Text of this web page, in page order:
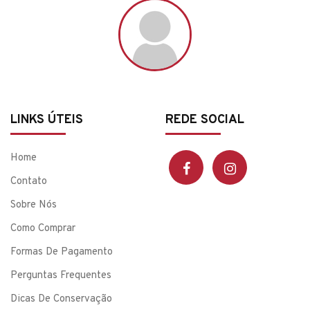
LINKS ÚTEIS
Home
Contato
Sobre Nós
Como Comprar
Formas De Pagamento
Perguntas Frequentes
Dicas De Conservação
REDE SOCIAL